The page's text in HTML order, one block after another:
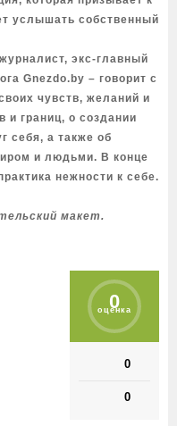
услышать собственный
экс-главный
Gnezdo.by – говорит с
чувств, желаний и
и границ, о создании
себя, а также об
и людьми. В конце
нежности к себе.
макет.
0
оценка
0
0